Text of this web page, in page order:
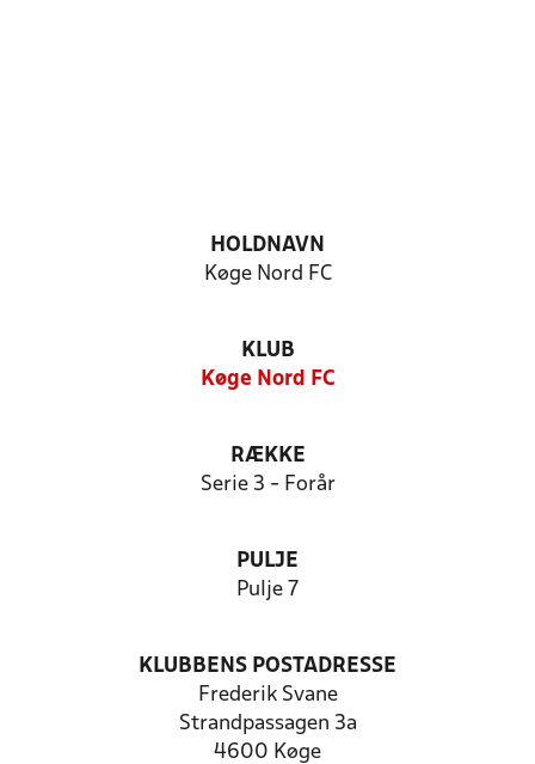
HOLDNAVN
Køge Nord FC
KLUB
Køge Nord FC
RÆKKE
Serie 3 - Forår
PULJE
Pulje 7
KLUBBENS POSTADRESSE
Frederik Svane
Strandpassagen 3a
4600 Køge